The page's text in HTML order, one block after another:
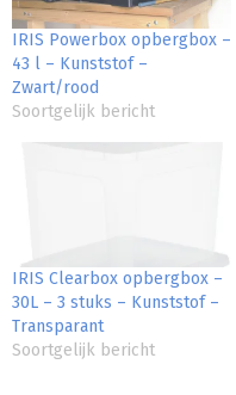
IRIS Powerbox opbergbox –
43 l – Kunststof –
Zwart/rood
Soortgelijk bericht
IRIS Clearbox opbergbox –
30L – 3 stuks – Kunststof –
Transparant
Soortgelijk bericht